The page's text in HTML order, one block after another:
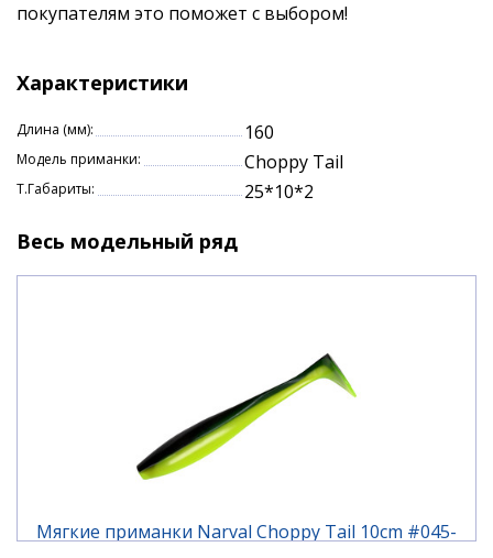
покупателям это поможет с выбором!
Характеристики
Длина (мм): 160
Модель приманки: Choppy Tail
Т.Габариты: 25*10*2
Весь модельный ряд
Мягкие приманки Narval Choppy Tail 10cm #045-